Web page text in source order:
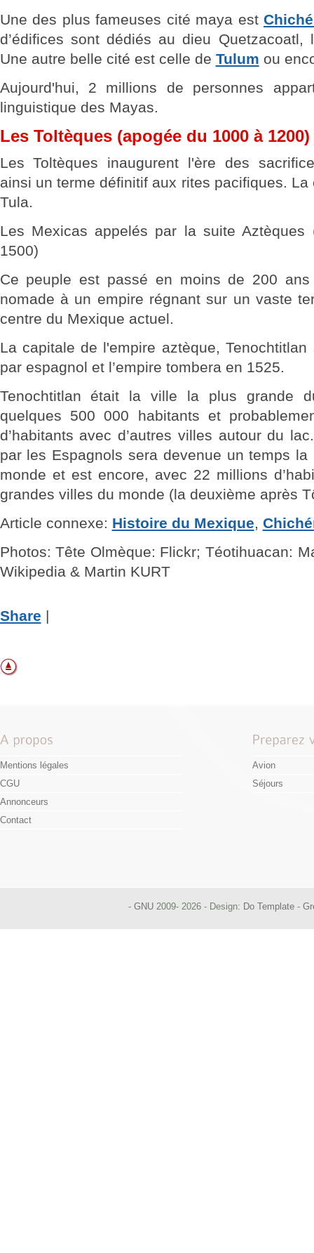
Une des plus fameuses cité maya est
d’édifices sont dédiés au dieu
Une autre belle cité est celle de Tulum ou
Aujourd'hui, 2 millions de personnes
linguistique des Mayas.
Les Toltèques (apogée du 1000 à 1200)
Les Toltèques inaugurent l'ère des
ainsi un terme définitif aux rites pacifiques.
Tula.
Les Mexicas appelés par la suite Aztèques
1500)
Ce peuple est passé en moins de 200
nomade à un empire régnant sur un vaste
centre du Mexique actuel.
La capitale de l'empire aztèque,
par espagnol et l’empire tombera en 1525.
Tenochtitlan était la ville la plus grande
quelques 500 000 habitants et
d’habitants avec d’autres villes autour du
par les Espagnols sera devenue un temps
monde et est encore, avec 22 millions
grandes villes du monde (la deuxième après
Article connexe: Histoire du Mexique,
Photos: Tête Olmèque: Flickr; Téotihuacan:
Wikipedia & Martin KURT
Share |
Mentions légales
CGU
Annonceurs
Contact
Avion
Séjours
- GNU 2009- 2026 - Design: Do Template -